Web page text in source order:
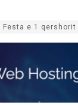
Festa e 1 qershorit